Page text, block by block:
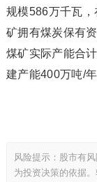
规模586万千瓦
矿拥有煤炭保有
煤矿实际产能合
建产能400万吨/年
风险提示：股市有
为投资决策的依据。